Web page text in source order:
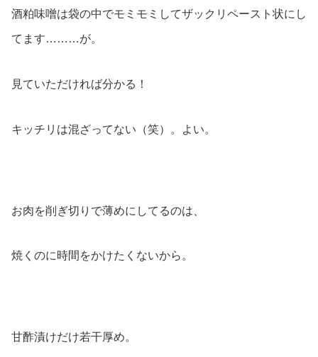
酒粕味噌は袋の中でモミモミしてザックリペースト状にし
てます………が。
見ていただければ分かる！
キッチリは混ざってない（笑）。よい。
お肉を削ぎ切りで薄めにしてるのは、
焼くのに時間をかけたくないから。
甘酢漬けだけ若干厚め。